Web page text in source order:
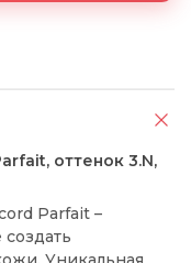
оттенок 3.N,
Parfait –